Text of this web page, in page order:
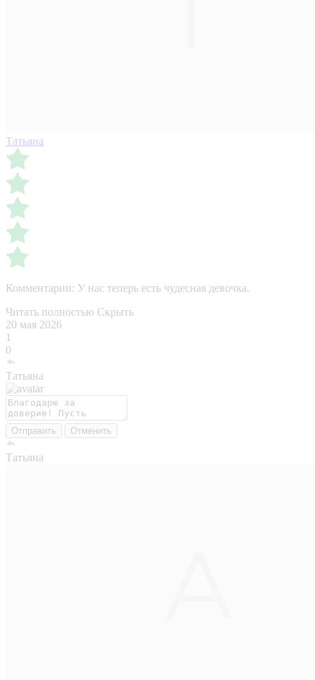
Татьяна
Комментарии: У нас теперь есть чудесная девочка.
Читать полностью Скрыть
20 мая 2026
1
0
Татьяна
Отправить Отменить
Татьяна